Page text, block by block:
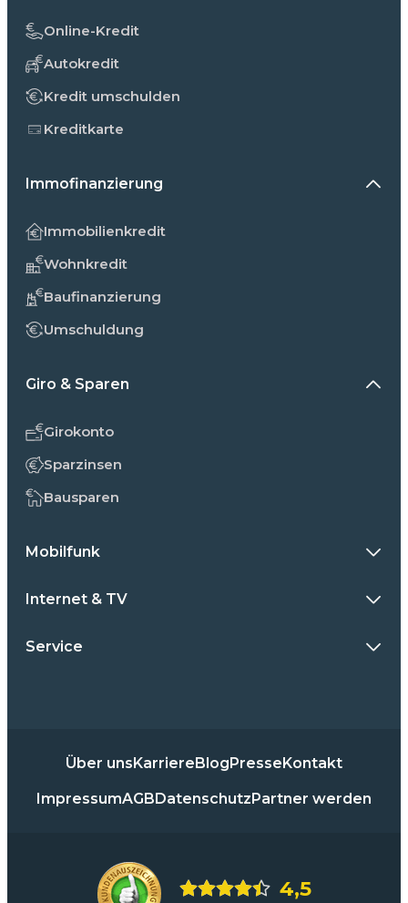
Online-Kredit
Autokredit
Kredit umschulden
Kreditkarte
Immofinanzierung
Immobilienkredit
Wohnkredit
Baufinanzierung
Umschuldung
Giro & Sparen
Girokonto
Sparzinsen
Bausparen
Mobilfunk
Internet & TV
Service
Über unsKarriereBlogPresseKontakt
ImpressumAGBDatenschutzPartner werden
4,5